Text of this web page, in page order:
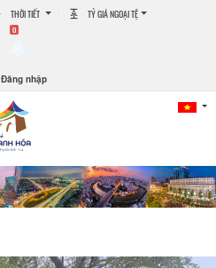
THỜI TIẾT TỶ GIÁ NGOẠI TỆ
0
Đăng nhập